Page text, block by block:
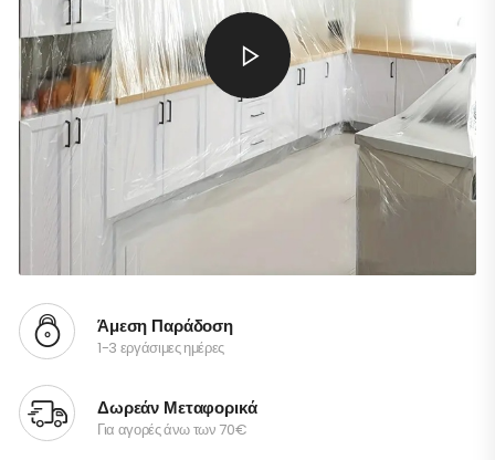
Άμεση Παράδοση
1-3 εργάσιμες ημέρες
Δωρεάν Μεταφορικά
Για αγορές άνω των 70€